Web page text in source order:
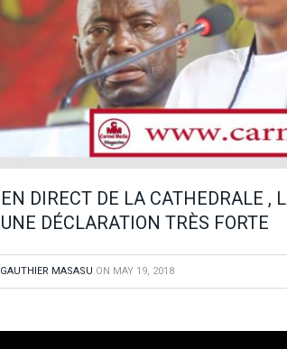
EN DIRECT DE LA CATHEDRALE ,
UNE DÉCLARATION TRÈS FORTE
GAUTHIER MASASU ON MAY 19, 2018